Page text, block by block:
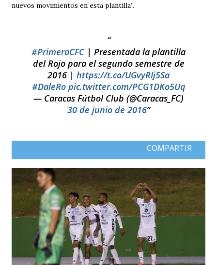
nuevos movimientos en esta plantilla”.
#PrimeraCFC| Presentada la plantilla
del Rojo para el segundo semestre de
2016 | https://t.co/UGvyRIj5Sa
#DaleRo pic.twitter.com/PCG1DKo5Uq
— Caracas Fútbol Club (@Caracas_FC)
30 de junio de 2016
COMPARTIR